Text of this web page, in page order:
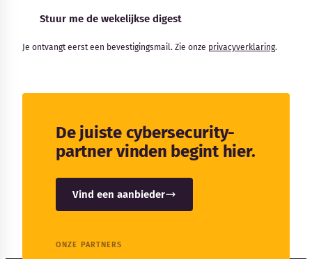
Stuur me de wekelijkse digest
Je ontvangt eerst een bevestigingsmail. Zie onze privacyverklaring.
De juiste cybersecurity-
partner vinden begint hier.
Vind een aanbieder
ONZE PARTNERS